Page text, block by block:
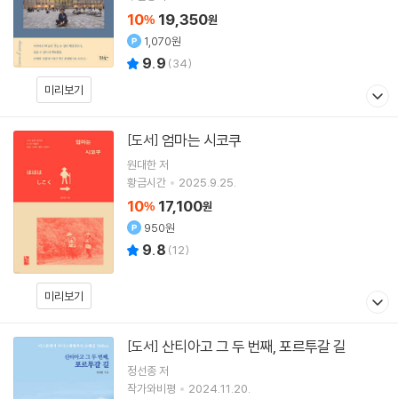
미리보기
10% 19,350원
1,070원
9.9 (34)
미리보기
[도서] 엄마는 시코쿠
원대한저
황금시간
2025.9.25.
10% 17,100원
950원
9.8 (12)
[도서] 산티아고 그 두 번째, 포르투갈 길
정선종저
작가와비평
2024.11.20.